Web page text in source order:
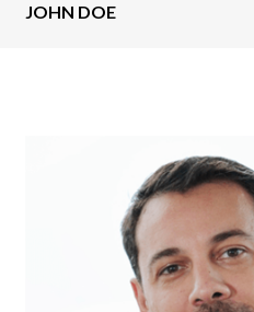
JOHN DOE